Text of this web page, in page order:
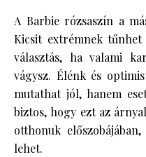
A Barbie rózsaszín a
Kicsit extrémnek tűnhet
választás, ha valami
vágysz. Élénk és
mutathat jól, hanem
biztos, hogy ezt az
otthonuk
lehet.